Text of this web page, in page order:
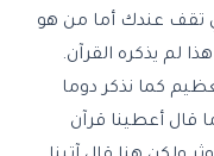
تقف عندك أما من هو
لم يذكره القرآن.
كما نذكر دوما
قال أعطينا قرآن